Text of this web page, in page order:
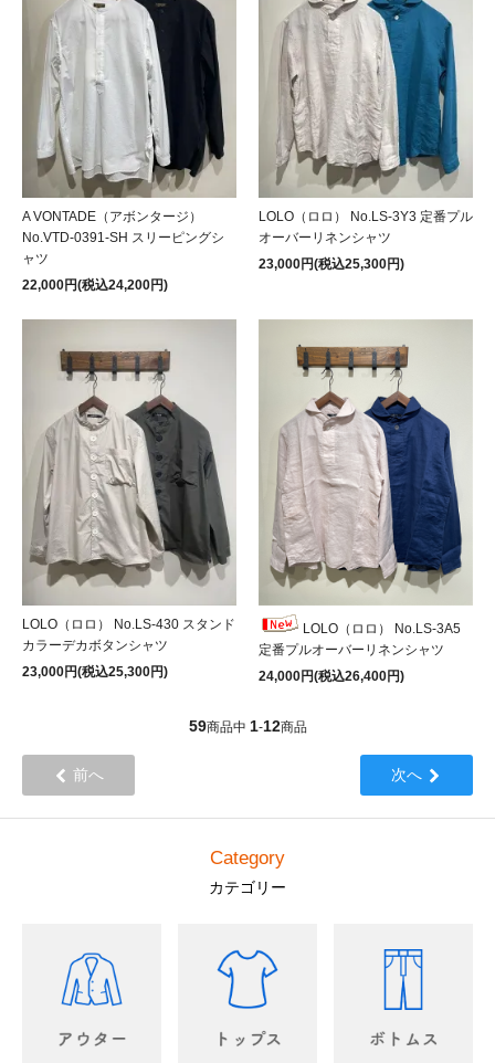
A VONTADE（アボンタージ）
No.VTD-0391-SH スリーピングシ
ャツ
22,000円(税込24,200円)
LOLO（ロロ） No.LS-3Y3 定番プル
オーバーリネンシャツ
23,000円(税込25,300円)
LOLO（ロロ） No.LS-430 スタンド
カラーデカボタンシャツ
23,000円(税込25,300円)
LOLO（ロロ） No.LS-3A5
定番プルオーバーリネンシャツ
24,000円(税込26,400円)
59商品中 1-12商品
前へ 次へ
Category
カテゴリー